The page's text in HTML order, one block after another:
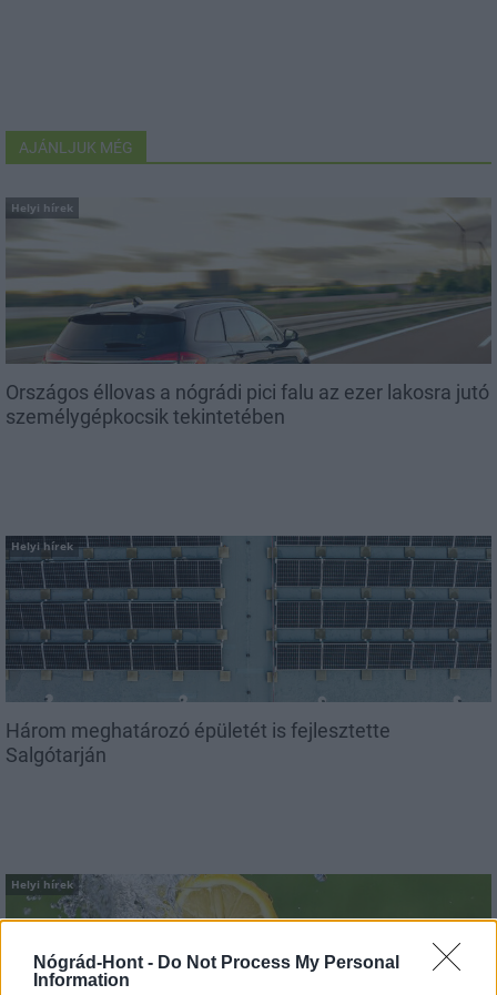
Nógrád-Hont - Do Not Process My Personal
Information
AJÁNLJUK MÉG
Helyi hírek
Országos éllovas a nógrádi pici falu az ezer lakosra jutó
személygépkocsik tekintetében
Helyi hírek
Három meghatározó épületét is fejlesztette
Salgótarján
Helyi hírek